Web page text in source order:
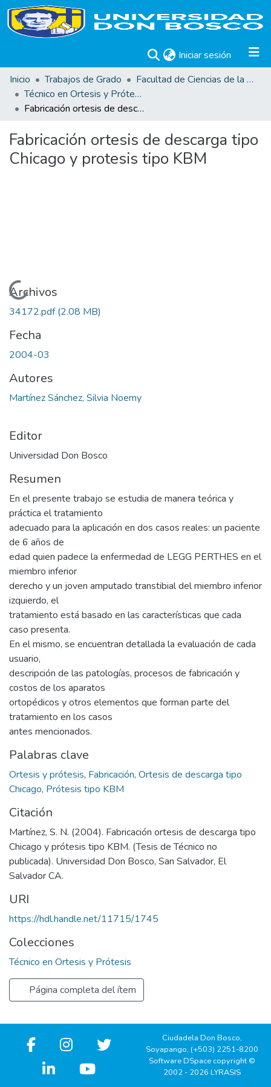
Iniciar sesión (current)
Inicio
Trabajos de Grado
Facultad de Ciencias de la Rehabilitación
Técnico en Ortesis y Prótesis
Fabricación ortesis de descarga tipo Chicago y protesis tipo KBM
Fabricación ortesis de descarga tipo
Chicago y protesis tipo KBM
Cargando...
Archivos
34172.pdf(2.08 MB)
Fecha
2004-03
Autores
Martínez Sánchez, Silvia Noemy
Editor
Universidad Don Bosco
Resumen
En el presente trabajo se estudia de manera teórica y
práctica el tratamiento
adecuado para la aplicación en dos casos reales: un paciente
de 6 años de
edad quien padece la enfermedad de LEGG PERTHES en el
miembro inferior
derecho y un joven amputado transtibial del miembro inferior
izquierdo, el
tratamiento está basado en las características que cada
caso presenta.
En el mismo, se encuentran detallada la evaluación de cada
usuario,
descripción de las patologías, procesos de fabricación y
costos de los aparatos
ortopédicos y otros elementos que forman parte del
tratamiento en los casos
antes mencionados.
Palabras clave
Ortesis y prótesis, Fabricación, Ortesis de descarga tipo
Chicago, Prótesis tipo KBM
Citación
Martínez, S. N. (2004). Fabricación ortesis de descarga tipo
Chicago y prótesis tipo KBM. (Tesis de Técnico no
publicada). Universidad Don Bosco, San Salvador, El
Salvador CA.
URI
https://hdl.handle.net/11715/1745
Colecciones
Técnico en Ortesis y Prótesis
Página completa del ítem
Ciudadela Don Bosco,
Soyapango, (+503) 2251-8200
Software DSpace copyright ©
2002 - 2026 LYRASIS